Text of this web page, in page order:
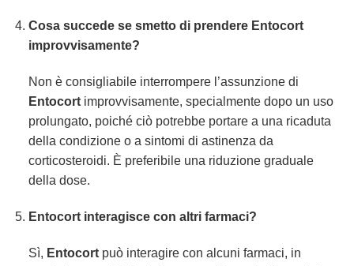
Cosa succede se smetto di prendere Entocort
improvvisamente?
Non è consigliabile interrompere l’assunzione di
Entocortimprovvisamente, specialmente dopo un uso
prolungato, poiché ciò potrebbe portare a una ricaduta
della condizione o a sintomi di astinenza da
corticosteroidi. È preferibile una riduzione graduale
della dose.
Entocort interagisce con altri farmaci?
Sì, Entocortpuò interagire con alcuni farmaci, in